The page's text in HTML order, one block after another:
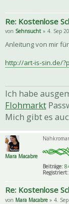
Re: Kostenlose
von Sehnsucht » 4. Sep
Anleitung von mir
http://art-is-sin.de/
Ich habe
Flohmarkt
Mich gibt es
Mara Macabre
Beiträge:
Registriert:
Re: Kostenlose
von Mara Macabre » 4.